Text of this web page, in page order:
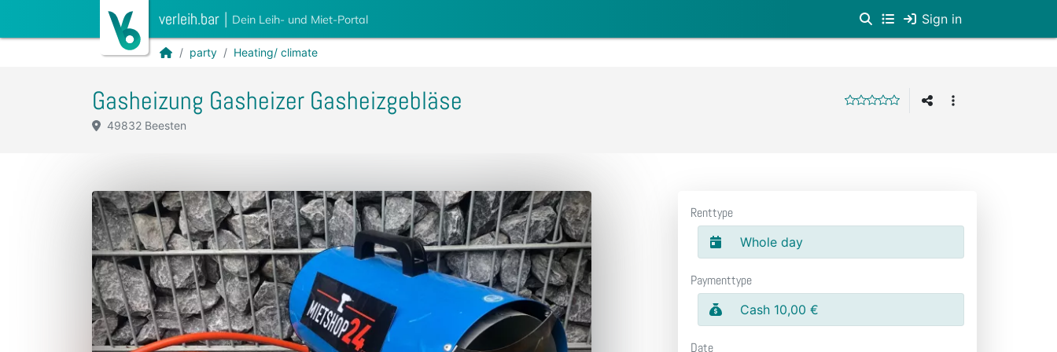
verleih.bar | Dein Leih- und Miet-Portal Sign in
party Heating/ climate
Gasheizung Gasheizer Gasheizgebläse
49832 Beesten
Renttype
Whole day
Paymenttype
Cash 10,00 €
Date